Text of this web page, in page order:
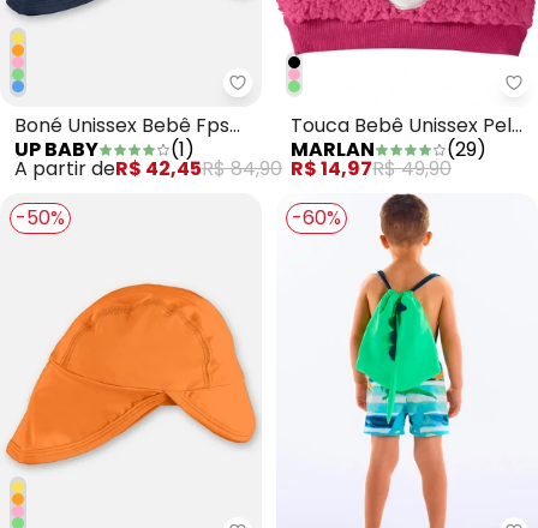
Up Baby - Boné Unissex Bebê
Boné Unissex Bebê Fps
+50 Azul
UP BABY (1)
A partir deR$ 42,45R$ 84,90
Touca Bebê Unissex Pelo
Carneirinho Baby Rosa
MARLAN (29)
R$ 14,97R$ 49,90
-50%
-60%